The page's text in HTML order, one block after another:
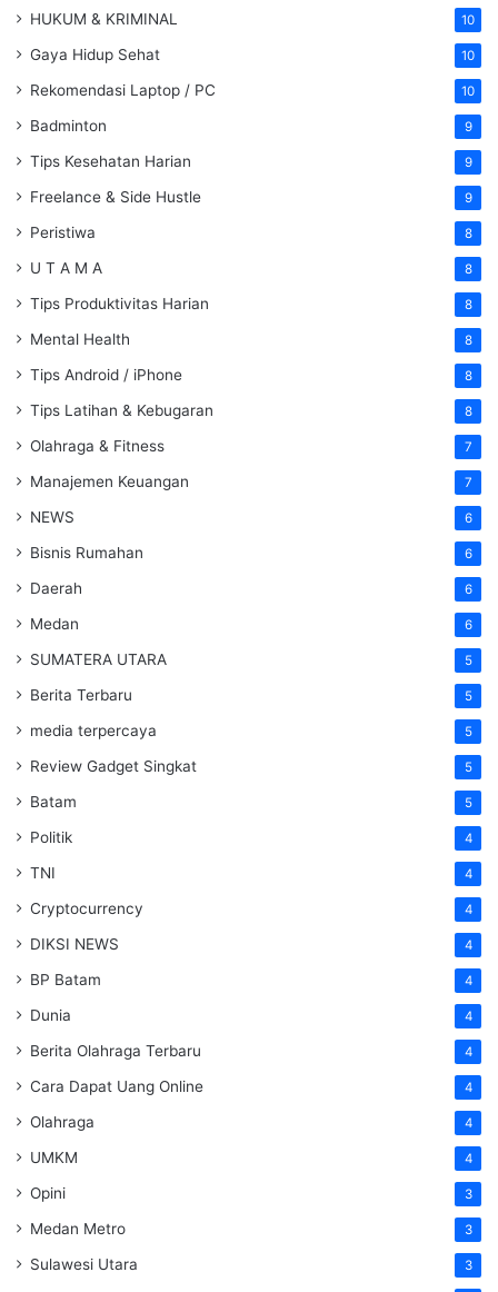
HUKUM & KRIMINAL 10
Gaya Hidup Sehat 10
Rekomendasi Laptop / PC 10
Badminton 9
Tips Kesehatan Harian 9
Freelance & Side Hustle 9
Peristiwa 8
U T A M A 8
Tips Produktivitas Harian 8
Mental Health 8
Tips Android / iPhone 8
Tips Latihan & Kebugaran 8
Olahraga & Fitness 7
Manajemen Keuangan 7
NEWS 6
Bisnis Rumahan 6
Daerah 6
Medan 6
SUMATERA UTARA 5
Berita Terbaru 5
media terpercaya 5
Review Gadget Singkat 5
Batam 5
Politik 4
TNI 4
Cryptocurrency 4
DIKSI NEWS 4
BP Batam 4
Dunia 4
Berita Olahraga Terbaru 4
Cara Dapat Uang Online 4
Olahraga 4
UMKM 4
Opini 3
Medan Metro 3
Sulawesi Utara 3